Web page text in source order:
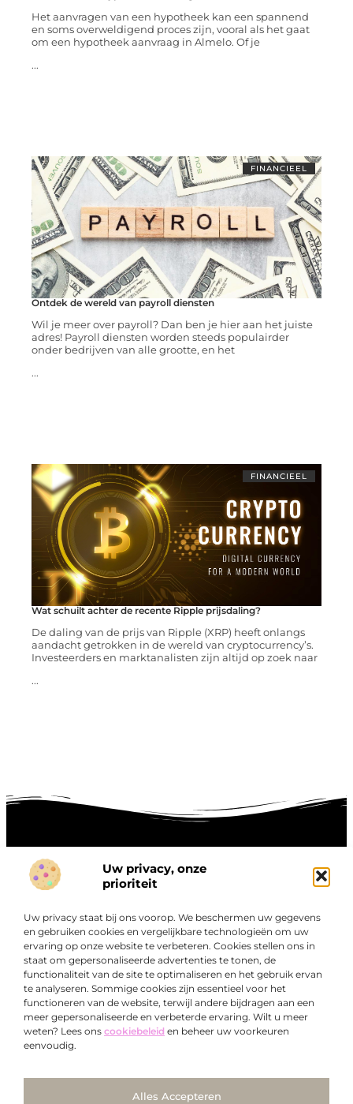
Uw privacy, onze
prioriteit
Uw privacy staat bij ons voorop. We beschermen uw gegevens
en gebruiken cookies en vergelijkbare technologieën om uw
ervaring op onze website te verbeteren. Cookies stellen ons in
staat om gepersonaliseerde advertenties te tonen, de
functionaliteit van de site te optimaliseren en het gebruik ervan
te analyseren. Sommige cookies zijn essentieel voor het
functioneren van de website, terwijl andere bijdragen aan een
meer gepersonaliseerde en verbeterde ervaring. Wilt u meer
weten? Lees ons cookiebeleid en beheer uw voorkeuren
eenvoudig.
Alles Accepteren
Het aanvragen van een hypotheek kan een spannend
en soms overweldigend proces zijn, vooral als het gaat
om een hypotheek aanvraag in Almelo. Of je
...
FINANCIEEL
Ontdek de wereld van payroll diensten
Wil je meer over payroll? Dan ben je hier aan het juiste
adres! Payroll diensten worden steeds populairder
onder bedrijven van alle grootte, en het
...
FINANCIEEL
Wat schuilt achter de recente Ripple prijsdaling?
De daling van de prijs van Ripple (XRP) heeft onlangs
aandacht getrokken in de wereld van cryptocurrency’s.
Investeerders en marktanalisten zijn altijd op zoek naar
...
Over
Bedrijf
“Ontdek een wereld van boeiende blogs en artikelen die
je zowel inspireren als informeren.”
Bij Exclusiefbedrijf.nl draait alles om het leveren van
kwalitatieve inzichten en verhalen die jouw dagelijks leven
verrijken en je uitdagen om verder te denken.
Onze informatie